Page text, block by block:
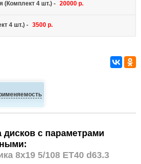
(Комплект 4 шт.) - 20000 р.
4 шт.) - 3500 р.
дисков с параметрами
8x19 5/108 ET40 d63.3